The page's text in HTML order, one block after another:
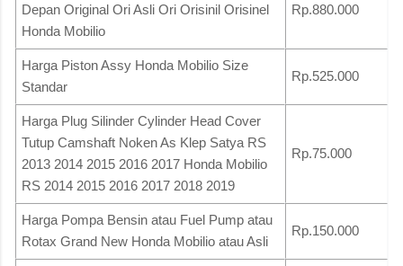
Depan Original Ori Asli Ori Orisinil Orisinel
Honda Mobilio
Rp.880.000
Harga Piston Assy Honda Mobilio Size
Standar
Rp.525.000
Harga Plug Silinder Cylinder Head Cover
Tutup Camshaft Noken As Klep Satya RS
2013 2014 2015 2016 2017 Honda Mobilio
RS 2014 2015 2016 2017 2018 2019
Rp.75.000
Harga Pompa Bensin atau Fuel Pump atau
Rotax Grand New Honda Mobilio atau Asli
Rp.150.000